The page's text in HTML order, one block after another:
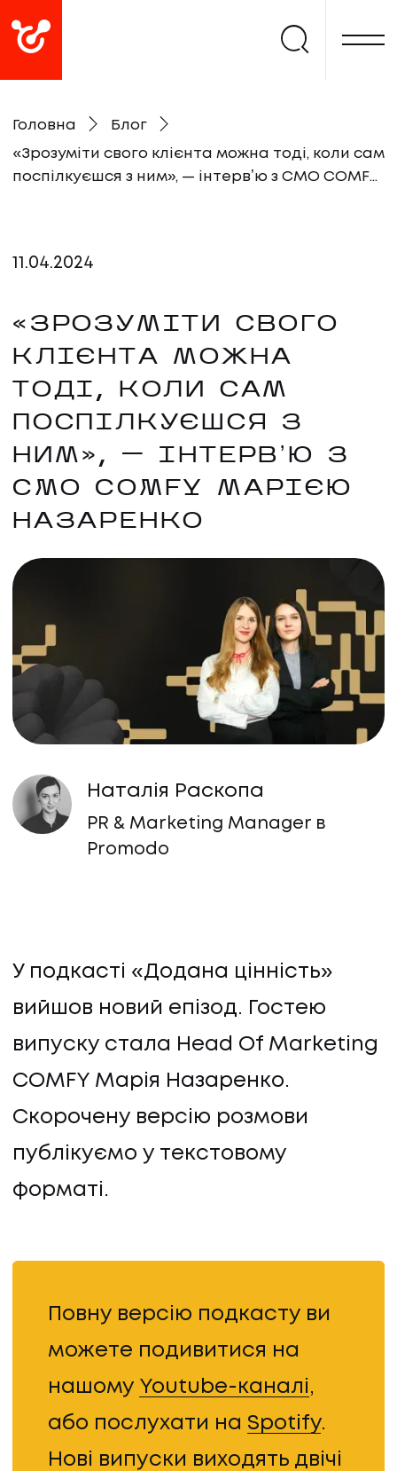
Головна Блог
«Зрозуміти свого клієнта можна тоді, коли сам
поспілкуєшся з ним», — інтервʼю з CMO COMFY
11 .04.2024
«ЗРОЗУМІТИ СВОГО
КЛІЄНТА МОЖНА
ТОДІ, КОЛИ САМ
ПОСПІЛКУЄШСЯ З
НИМ», — ІНТЕРВʼЮ З
CMO COMFY МАРІЄЮ
НАЗАРЕНКО
Наталія Раскопа
PR & Marketing Manager в
Promodo
У подкасті «Додана цінність»
вийшов новий епізод. Гостею
випуску стала Head Of Marketing
COMFY Марія Назаренко.
Скорочену версію розмови
публікуємо у текстовому
форматі.
Повну версію подкасту ви
можете подивитися на
нашому Youtube-каналі,
або послухати на Spotify.
Нові випуски виходять двічі